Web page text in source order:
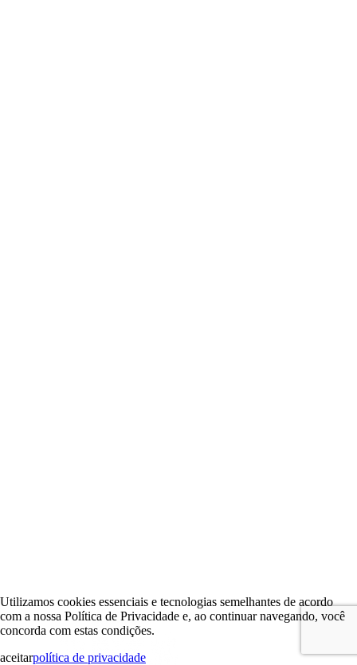
Utilizamos cookies essenciais e tecnologias semelhantes de acordo
com a nossa Política de Privacidade e, ao continuar navegando, você
concorda com estas condições.
aceitarpolítica de privacidade